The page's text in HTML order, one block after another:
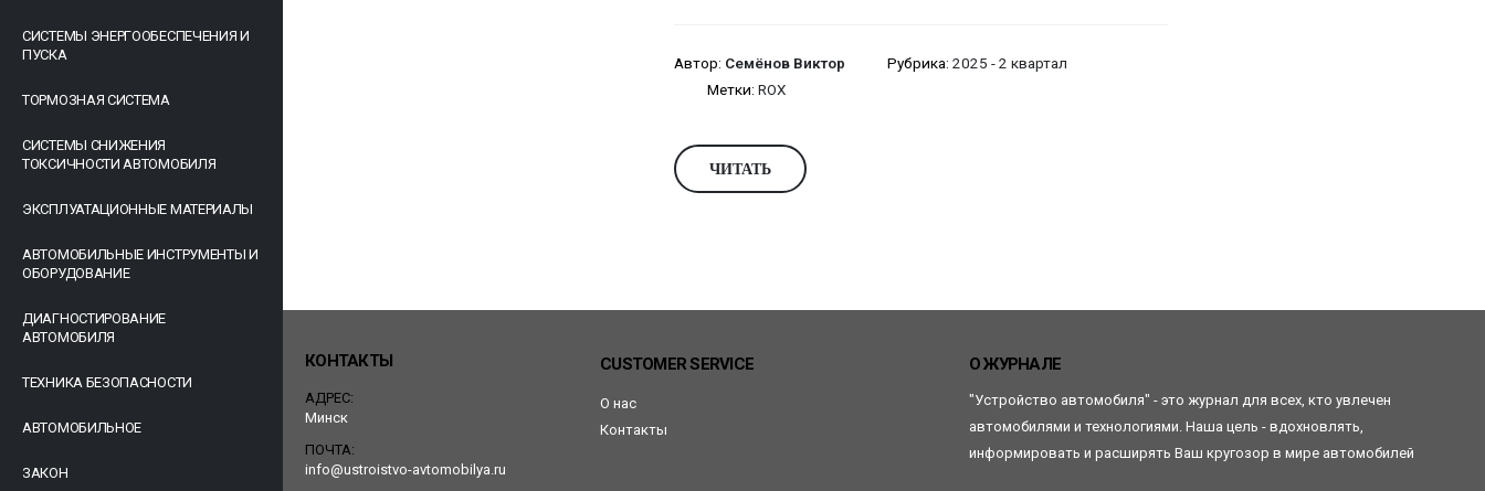
СИСТЕМЫ ЭНЕРГООБЕСПЕЧЕНИЯ И
ПУСКА
ТОРМОЗНАЯ СИСТЕМА
СИСТЕМЫ СНИЖЕНИЯ
ТОКСИЧНОСТИ АВТОМОБИЛЯ
ЭКСПЛУАТАЦИОННЫЕ МАТЕРИАЛЫ
АВТОМОБИЛЬНЫЕ ИНСТРУМЕНТЫ И
ОБОРУДОВАНИЕ
ДИАГНОСТИРОВАНИЕ
АВТОМОБИЛЯ
ТЕХНИКА БЕЗОПАСНОСТИ
АВТОМОБИЛЬНОЕ
ЗАКОН
Автор: Семёнов Виктор Рубрика: 2025 - 2 квартал
Метки: ROX
ЧИТАТЬ
КОНТАКТЫ
АДРЕС:
Минск
ПОЧТА:
info@ustroistvo-avtomobilya.ru
CUSTOMER SERVICE
О нас
Контакты
О ЖУРНАЛЕ
"Устройство автомобиля" - это журнал для всех, кто увлечен
автомобилями и технологиями. Наша цель - вдохновлять,
информировать и расширять Ваш кругозор в мире автомобилей